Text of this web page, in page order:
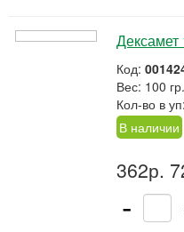
Код:
Вес: 100 гр.
Кол-во в уп:
В наличии
362р.
-